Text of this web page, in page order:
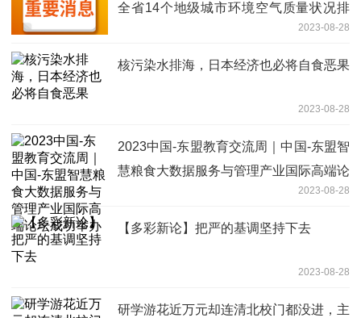
全省14个地级城市环境空气质量状况排
2023-08-28
核污染水排海，日本经济也必将自食恶果
2023-08-28
2023中国-东盟教育交流周｜中国-东盟智
慧粮食大数据服务与管理产业国际高端论
2023-08-28
【多彩新论】把严的基调坚持下去
2023-08-28
研学游花近万元却连清北校门都没进，主